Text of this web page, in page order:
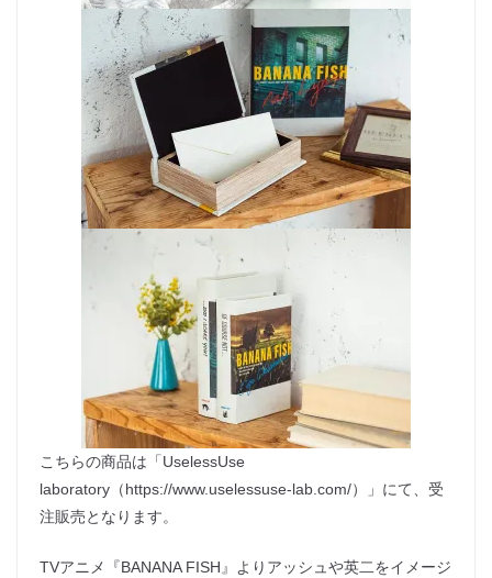
こちらの商品は「UselessUse
laboratory（https://www.uselessuse-lab.com/）」にて、受
注販売となります。
TVアニメ『BANANA FISH』よりアッシュや英二をイメージ